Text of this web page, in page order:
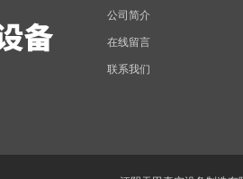
公司简介
在线留言
联系我们